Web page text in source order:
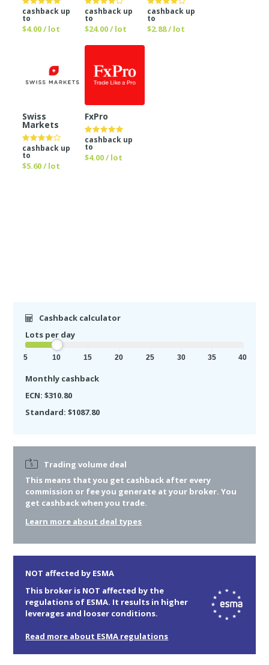
cashback up
to
$4.00 / lot
cashback up
to
$24.00 / lot
cashback up
to
$2.88 / lot
Swiss
Markets
cashback up
to
$5.60 / lot
FxPro
cashback up
to
$4.00 / lot
Cashback calculator
Lots per day
5 10 15 20 25 30 35 40
Monthly cashback
ECN: $310.80
Standard: $1087.80
Trading volume deal
This means that you get cashback after every
commission or fee you generate at your broker. You
get cashback when you trade.
Learn more about deal types
NOT affected by ESMA
This broker is NOT affected by the
regulations of ESMA. It results in higher
leverages and looser conditions.
Read more about ESMA regulations